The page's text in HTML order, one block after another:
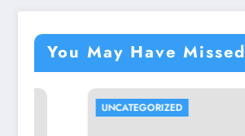
You May Have Missed
UNCATEGORIZED